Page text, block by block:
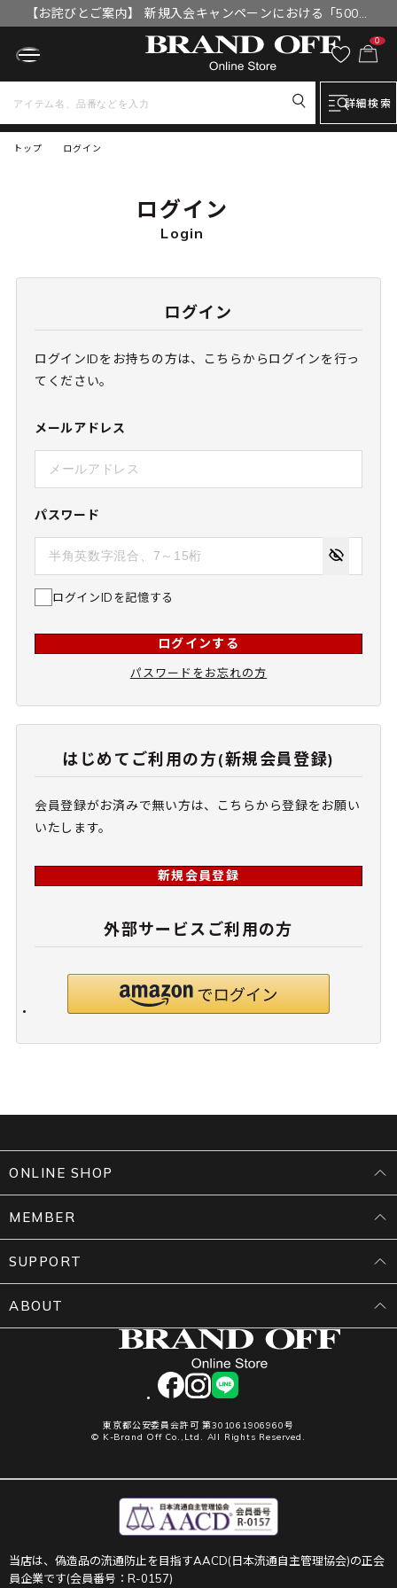
【お詫びとご案内】 新規入会キャンペーンにおける「500円
OFFクーポン」付与漏れと補填について
0
詳細検索
トップ ログイン
ログイン
Login
ログイン
ログインIDをお持ちの方は、こちらからログインを行っ
てください。
メールアドレス
パスワード
ログインIDを記憶する
ログインする
パスワードをお忘れの方
はじめてご利用の方(新規会員登録)
会員登録がお済みで無い方は、こちらから登録をお願い
いたします。
新規会員登録
外部サービスご利用の方
facebookinstagram
LINE
東京都公安委員会許可 第301061906960号
© K-Brand Off Co.,Ltd. All Rights Reserved.
ONLINE SHOP
MEMBER
SUPPORT
ABOUT
当店は、偽造品の流通防止を目指すAACD(日本流通自主管理協会)の正会
員企業です(会員番号：R-0157)